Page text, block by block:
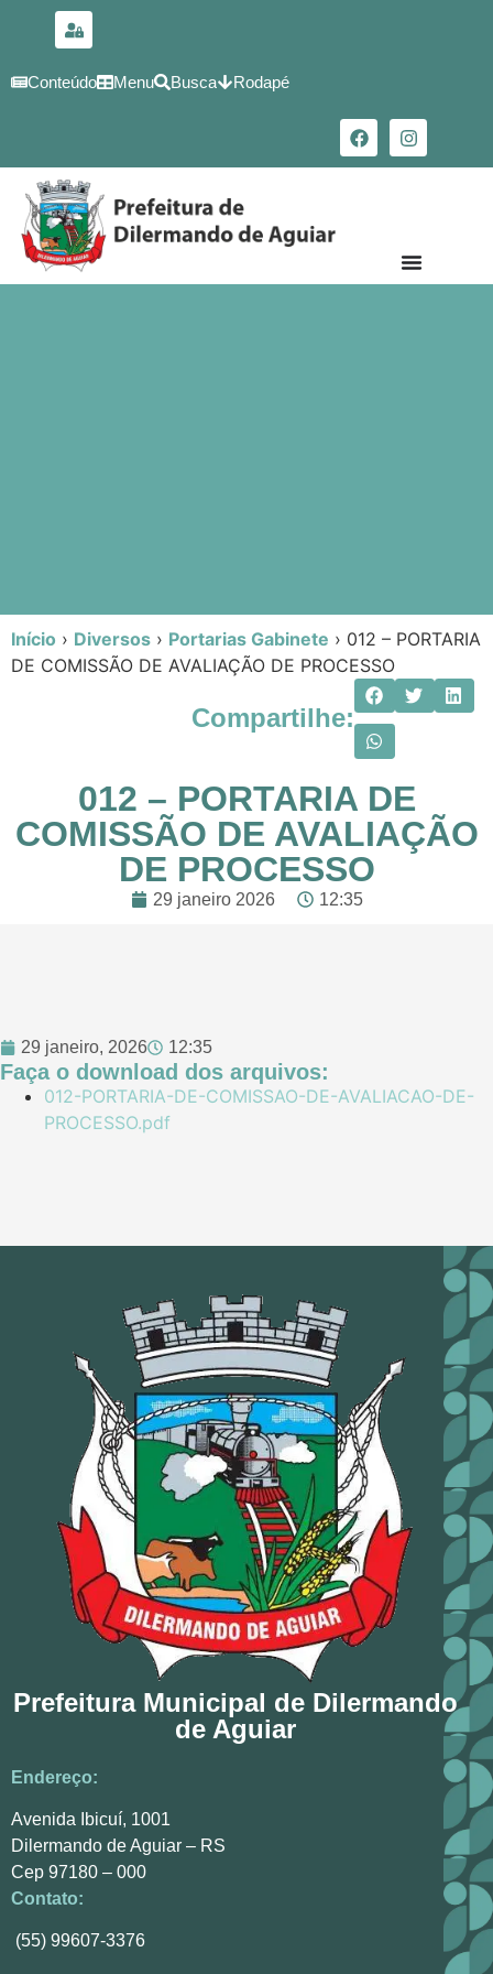
conteúdo
Conteúdo Menu Busca Rodapé
Início › Diversos › Portarias Gabinete › 012 – PORTARIA
DE COMISSÃO DE AVALIAÇÃO DE PROCESSO
Compartilhe:
012 – PORTARIA DE
COMISSÃO DE AVALIAÇÃO
DE PROCESSO
29 janeiro 2026 12:35
29 janeiro, 2026 12:35
Faça o download dos arquivos:
012-PORTARIA-DE-COMISSAO-DE-AVALIACAO-DE-
PROCESSO.pdf
Prefeitura Municipal de Dilermando
de Aguiar
Endereço:
Avenida Ibicuí, 1001
Dilermando de Aguiar – RS
Cep 97180 – 000
Contato:
(55) 99607-3376